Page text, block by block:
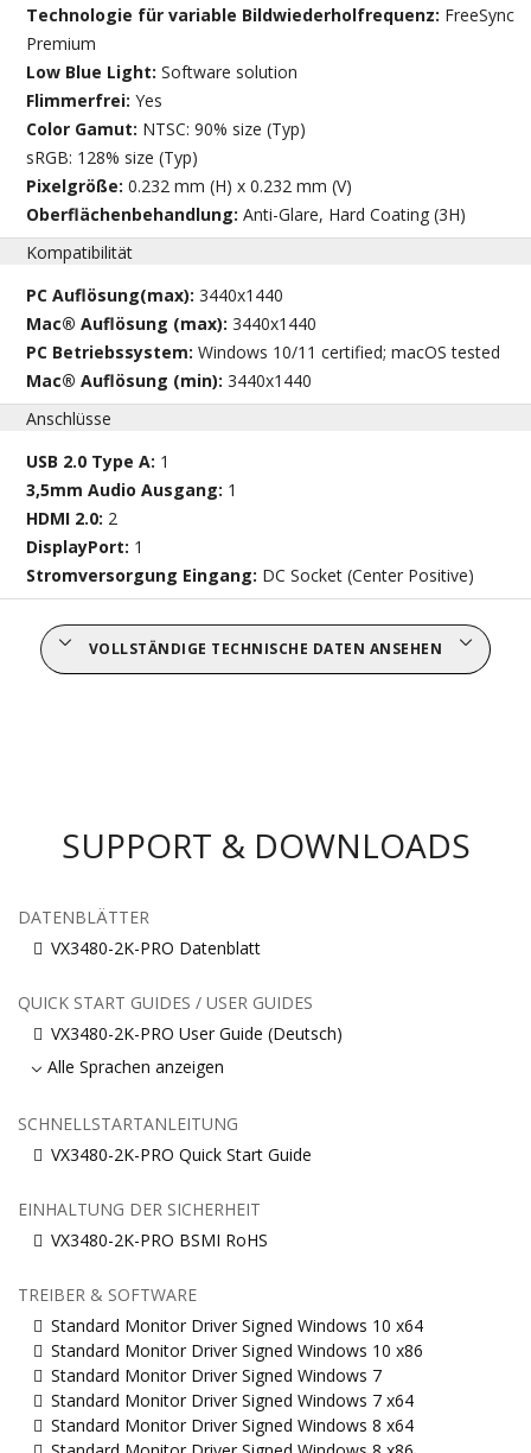
Technologie für variable Bildwiederholfrequenz: FreeSync
Premium
Low Blue Light:Software solution
Flimmerfrei:Yes
Color Gamut: NTSC: 90% size (Typ)
sRGB: 128% size (Typ)
Pixelgröße:0.232 mm (H) x 0.232 mm (V)
Oberflächenbehandlung:Anti-Glare, Hard Coating (3H)
Kompatibilität
PC Auflösung(max):3440x1440
Mac® Auflösung (max):3440x1440
PC Betriebssystem:Windows 10/11 certified; macOS tested
Mac® Auflösung (min):3440x1440
Anschlüsse
USB 2.0 Type A: 1
3,5mm Audio Ausgang: 1
HDMI 2.0: 2
DisplayPort: 1
Stromversorgung Eingang: DC Socket (Center Positive)
VOLLSTÄNDIGE TECHNISCHE DATEN ANSEHEN
SUPPORT & DOWNLOADS
DATENBLÄTTER
VX3480-2K-PRO Datenblatt
QUICK START GUIDES / USER GUIDES
VX3480-2K-PRO User Guide (Deutsch)
Alle Sprachen anzeigen
SCHNELLSTARTANLEITUNG
VX3480-2K-PRO Quick Start Guide
EINHALTUNG DER SICHERHEIT
VX3480-2K-PRO BSMI RoHS
TREIBER & SOFTWARE
Standard Monitor Driver Signed Windows 10 x64
Standard Monitor Driver Signed Windows 10 x86
Standard Monitor Driver Signed Windows 7
Standard Monitor Driver Signed Windows 7 x64
Standard Monitor Driver Signed Windows 8 x64